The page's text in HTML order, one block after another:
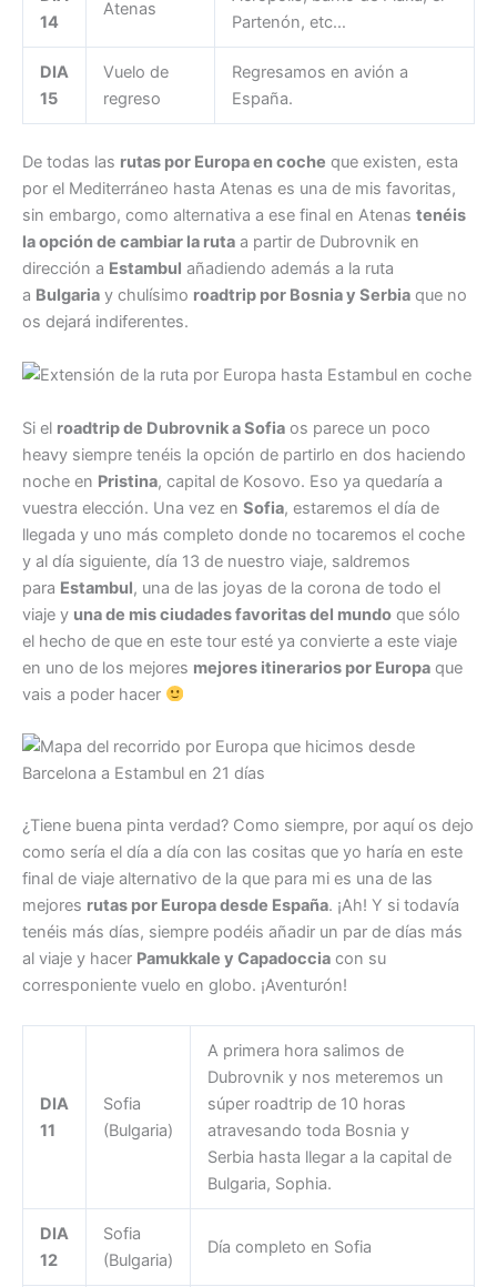
14
Atenas
Partenón, etc…
DIA
15
Vuelo de
regreso
Regresamos en avión a
España.
De todas las rutas por Europa en coche que existen, esta
por el Mediterráneo hasta Atenas es una de mis favoritas,
sin embargo, como alternativa a ese final en Atenas tenéis
la opción de cambiar la ruta a partir de Dubrovnik en
dirección a Estambul añadiendo además a la ruta
a Bulgaria y chulísimo roadtrip por Bosnia y Serbia que no
os dejará indiferentes.
Si el roadtrip de Dubrovnik a Sofia os parece un poco
heavy siempre tenéis la opción de partirlo en dos haciendo
noche en Pristina, capital de Kosovo. Eso ya quedaría a
vuestra elección. Una vez en Sofia, estaremos el día de
llegada y uno más completo donde no tocaremos el coche
y al día siguiente, día 13 de nuestro viaje, saldremos
para Estambul, una de las joyas de la corona de todo el
viaje y una de mis ciudades favoritas del mundo que sólo
el hecho de que en este tour esté ya convierte a este viaje
en uno de los mejores mejores itinerarios por Europa que
vais a poder hacer
¿Tiene buena pinta verdad? Como siempre, por aquí os dejo
como sería el día a día con las cositas que yo haría en este
final de viaje alternativo de la que para mi es una de las
mejores rutas por Europa desde España. ¡Ah! Y si todavía
tenéis más días, siempre podéis añadir un par de días más
al viaje y hacer Pamukkale y Capadoccia con su
corresponiente vuelo en globo. ¡Aventurón!
DIA
11
Sofia
(Bulgaria)
A primera hora salimos de
Dubrovnik y nos meteremos un
súper roadtrip de 10 horas
atravesando toda Bosnia y
Serbia hasta llegar a la capital de
Bulgaria, Sophia.
DIA
12
Sofia
(Bulgaria)
Día completo en Sofia